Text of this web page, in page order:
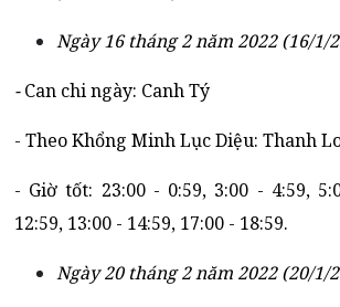
Ngày 16 tháng 2 năm 2022 (16/1/
-Can chi ngày: Canh Tý
- Theo Khổng Minh Lục Diệu: Thanh
- Giờ tốt: 23:00 - 0:59, 3:00 - 4:59,
12:59, 13:00 - 14:59, 17:00 - 18:59.
Ngày 20 tháng 2 năm 2022 (20/1/